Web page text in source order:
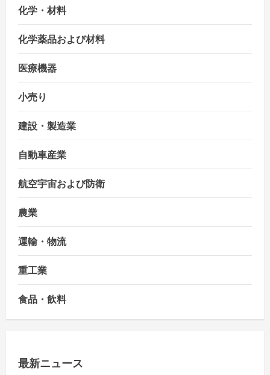
化学・材料
化学薬品および材料
医療機器
小売り
建設・製造業
自動車産業
航空宇宙および防衛
農業
運輸・物流
重工業
食品・飲料
最新ニュース